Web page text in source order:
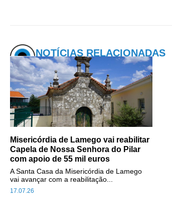
NOTÍCIAS RELACIONADAS
Misericórdia de Lamego vai reabilitar
Capela de Nossa Senhora do Pilar
com apoio de 55 mil euros
17.07.26
A Santa Casa da Misericórdia de Lamego
vai avançar com a reabilitação...